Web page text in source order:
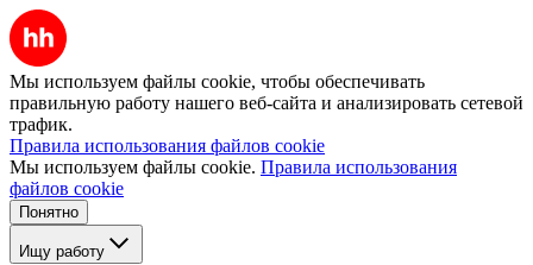
Мы используем файлы cookie, чтобы обеспечивать
правильную работу нашего веб-сайта и анализировать сетевой
трафик.
Правила использования файлов cookie
Мы используем файлы cookie. Правила использования
файлов cookie
Понятно
Ищу работу